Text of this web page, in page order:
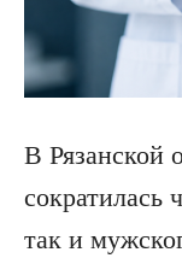
В Рязанской
сократилась
так и